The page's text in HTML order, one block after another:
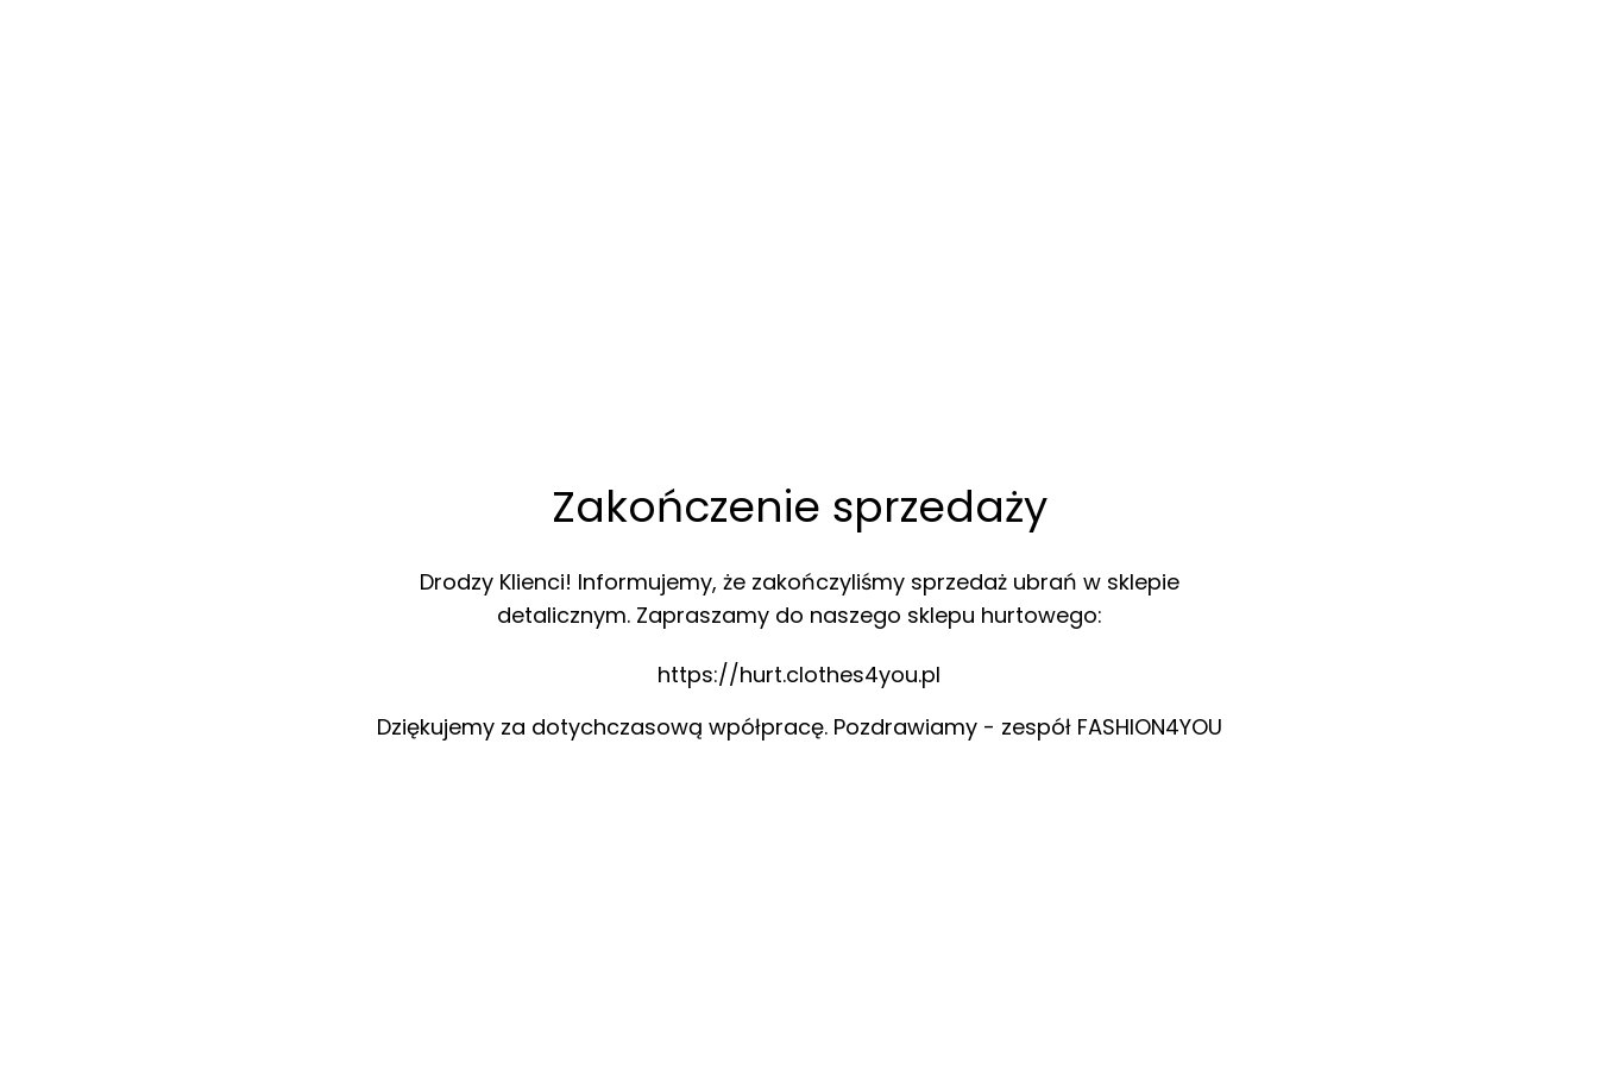
Zakończenie sprzedaży
Drodzy Klienci! Informujemy, że zakończyliśmy sprzedaż ubrań w sklepie
detalicznym. Zapraszamy do naszego sklepu hurtowego:
https://hurt.clothes4you.pl
Dziękujemy za dotychczasową wpółpracę. Pozdrawiamy - zespół FASHION4YOU